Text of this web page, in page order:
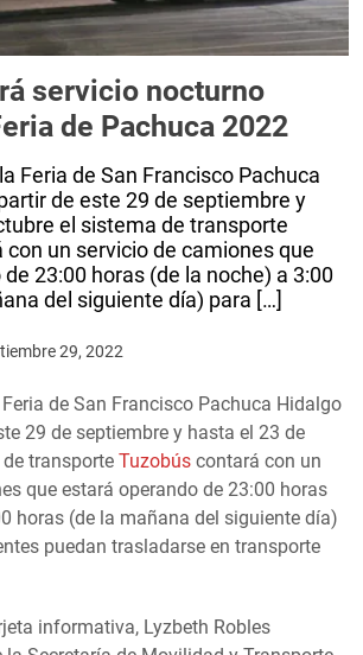
servicio nocturno
de Pachuca 2022
Feria de San Francisco Pachuca
de este 29 de septiembre y
el sistema de transporte
un servicio de camiones que
23:00 horas (de la noche) a 3:00
del siguiente día) para […]
29, 2022
de San Francisco Pachuca Hidalgo
29 de septiembre y hasta el 23 de
transporte Tuzobús contará con un
que estará operando de 23:00 horas
horas (de la mañana del siguiente día)
puedan trasladarse en transporte
informativa, Lyzbeth Robles